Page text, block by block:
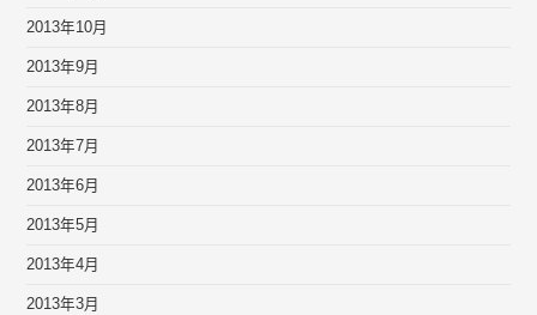
2013年10月
2013年9月
2013年8月
2013年7月
2013年6月
2013年5月
2013年4月
2013年3月